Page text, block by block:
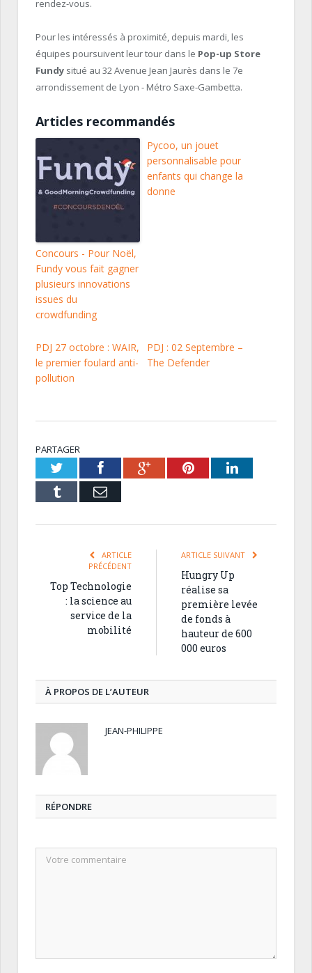
rendez-vous.
Pour les intéressés à proximité, depuis mardi, les
équipes poursuivent leur tour dans le Pop-up Store
Fundy situé au 32 Avenue Jean Jaurès dans le 7e
arrondissement de Lyon - Métro Saxe-Gambetta.
Articles recommandés
Concours - Pour Noël,
Fundy vous fait gagner
plusieurs innovations
issues du
crowdfunding
Pycoo, un jouet
personnalisable pour
enfants qui change la
donne
PDJ 27 octobre : WAIR,
le premier foulard anti-
pollution
PDJ : 02 Septembre –
The Defender
PARTAGER
TwitterFacebookGoogle+PinterestLinkedIn
Tumblr Email
ARTICLE
PRÉCÉDENT
Top Technologie
: la science au
service de la
mobilité
ARTICLE SUIVANT
Hungry Up
réalise sa
première levée
de fonds à
hauteur de 600
000 euros
À PROPOS DE L’AUTEUR
JEAN-PHILIPPE
RÉPONDRE